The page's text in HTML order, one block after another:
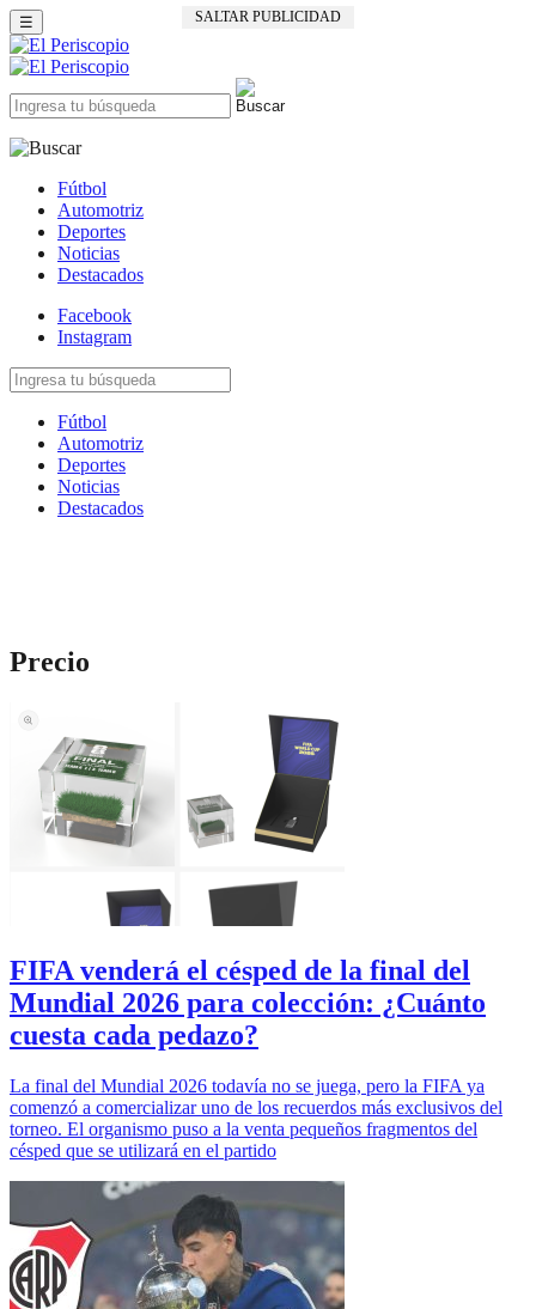
SALTAR PUBLICIDAD
☰
Fútbol
Automotriz
Deportes
Noticias
Destacados
Facebook
Instagram
Fútbol
Automotriz
Deportes
Noticias
Destacados
Precio
FIFA venderá el césped de la final del
Mundial 2026 para colección: ¿Cuánto
cuesta cada pedazo?
La final del Mundial 2026 todavía no se juega, pero la FIFA ya
comenzó a comercializar uno de los recuerdos más exclusivos del
torneo. El organismo puso a la venta pequeños fragmentos del
césped que se utilizará en el partido